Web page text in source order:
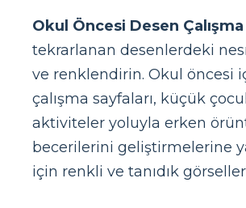
Okul Öncesi Desen Çalışma
tekrarlanan desenlerdeki
ve renklendirin. Okul öncesi
çalışma sayfaları, küçük
aktiviteler yoluyla erken
becerilerini geliştirmelerine
için renkli ve tanıdık